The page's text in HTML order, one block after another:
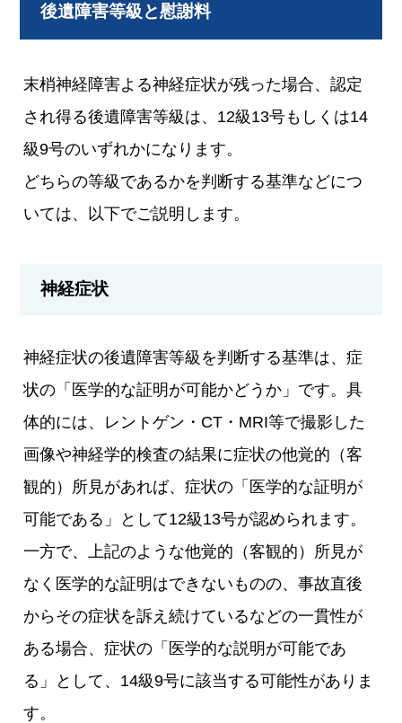
後遺障害等級と慰謝料
末梢神経障害よる神経症状が残った場合、認定
され得る後遺障害等級は、12級13号もしくは14
級9号のいずれかになります。
どちらの等級であるかを判断する基準などにつ
いては、以下でご説明します。
神経症状
神経症状の後遺障害等級を判断する基準は、症
状の「医学的な証明が可能かどうか」です。具
体的には、レントゲン・CT・MRI等で撮影した
画像や神経学的検査の結果に症状の他覚的（客
観的）所見があれば、症状の「医学的な証明が
可能である」として12級13号が認められます。
一方で、上記のような他覚的（客観的）所見が
なく医学的な証明はできないものの、事故直後
からその症状を訴え続けているなどの一貫性が
ある場合、症状の「医学的な説明が可能であ
る」として、14級9号に該当する可能性がありま
す。